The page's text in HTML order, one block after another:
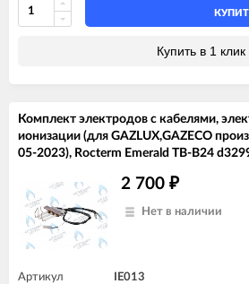
Купить в 1 клик
Комплект электродов с кабелями,
ионизации (для GAZLUX,GAZECO
05-2023), Rocterm Emerald TB-B24
2 700 ₽
Нет в наличии
Артикул IE013